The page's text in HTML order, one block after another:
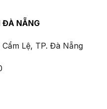
ĐÀ NẴNG
Lệ, TP. Đà Nẵng